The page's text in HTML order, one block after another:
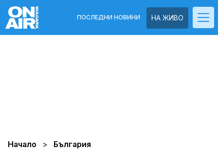
НА ЖИВО
ПОСЛЕДНИ НОВИНИ
Начало България